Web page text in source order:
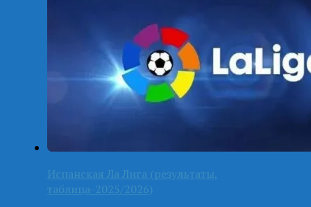
Испанская Ла Лига (результаты,
таблица-2025/2026)